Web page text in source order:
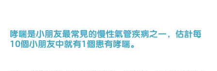
哮喘是小朋友最常見的慢性氣管疾病之一，估計每
10個小朋友中就有1個患有哮喘。